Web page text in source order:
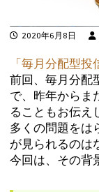
2020年6月8日
「毎月分配型投
前回、毎月分配
で、昨年からま
ることもお伝え
多くの問題をは
が見られるのは
今回は、その背